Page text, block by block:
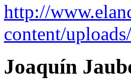
http://
content/
Joaquín